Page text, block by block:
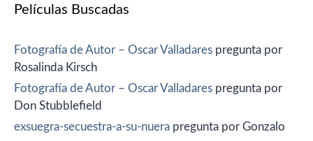
Películas Buscadas
Fotografía de Autor – Oscar Valladares pregunta por
Rosalinda Kirsch
Fotografía de Autor – Oscar Valladares pregunta por
Don Stubblefield
exsuegra-secuestra-a-su-nuera pregunta por Gonzalo